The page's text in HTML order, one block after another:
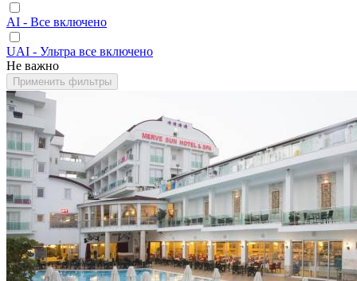
AI - Все включено
UAI - Ультра все включено
Не важно
Применить фильтры